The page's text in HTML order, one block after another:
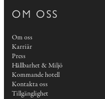
OM OSS
Om oss
Karriär
Press
Hållbarhet & Miljö
Kommande hotell
Kontakta oss
Tillgänglighet